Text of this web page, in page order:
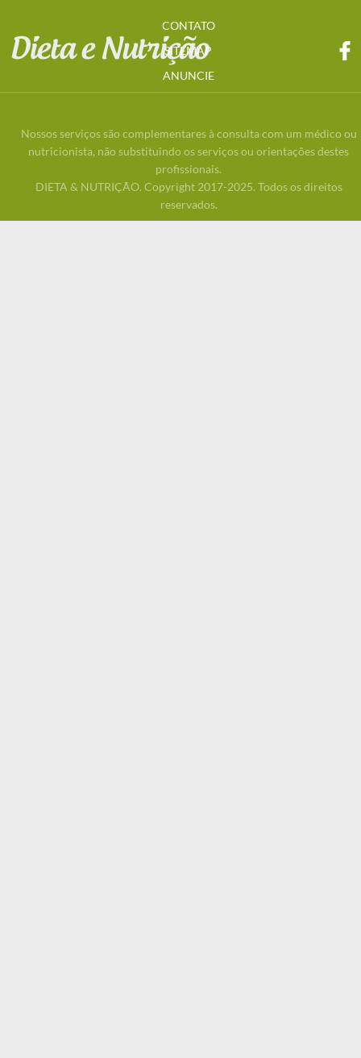
CONTATO
SITEMAP
ANUNCIE
Nossos serviços são complementares à consulta com um médico ou
nutricionista, não substituindo os serviços ou orientações destes
profissionais.
DIETA & NUTRIÇÃO. Copyright 2017-2025. Todos os direitos
reservados.